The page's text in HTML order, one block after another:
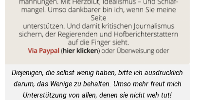
Diejenigen, die selbst wenig haben, bitte ich ausdrücklich
darum, das Wenige zu behalten. Umso mehr freut mich
Unterstützung von allen, denen sie nicht weh tut!